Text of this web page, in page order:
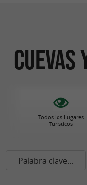
Cuevas
Todos los Lugares
Turísticos
Palabra clave...